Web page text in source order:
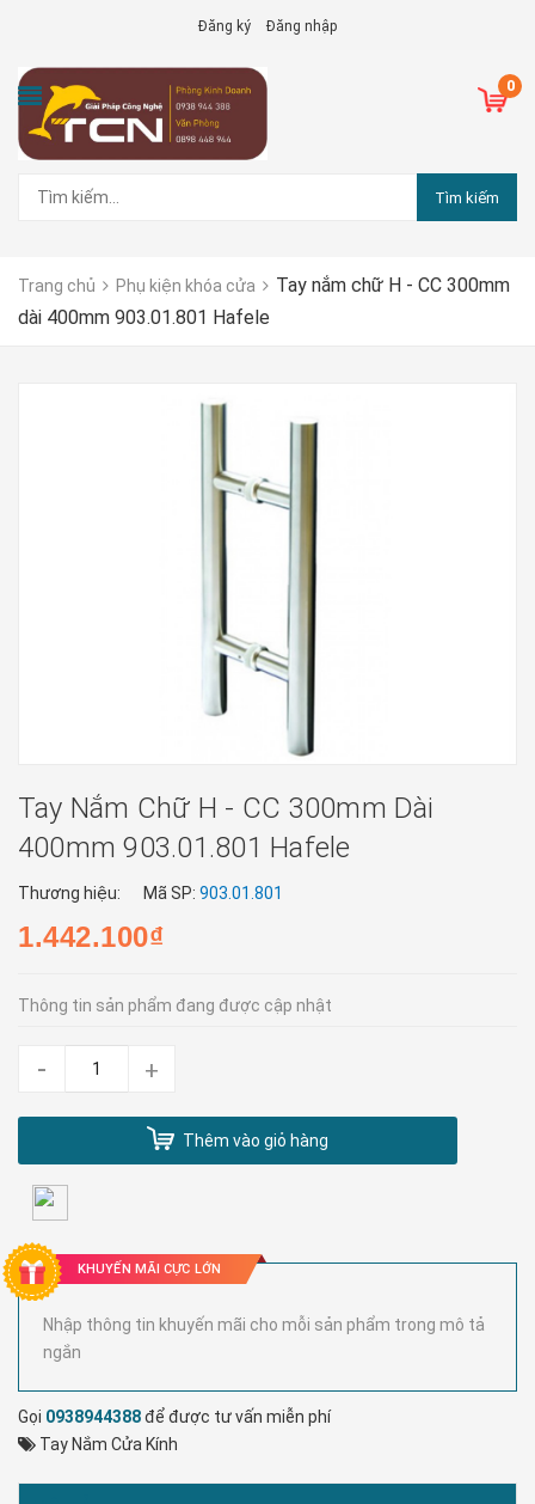
Đăng ký Đăng nhập
0
Tìm kiếm
Trang chủ Phụ kiện khóa cửa
Tay nắm chữ H - CC 300mm
dài 400mm 903.01.801 Hafele
Tay Nắm Chữ H - CC 300mm Dài
400mm 903.01.801 Hafele
Thương hiệu: Mã SP: 903.01.801
1.442.100₫
Thông tin sản phẩm đang được cập nhật
- +
Thêm vào giỏ hàng
KHUYẾN MÃI CỰC LỚN
Nhập thông tin khuyến mãi cho mỗi sản phẩm trong mô tả
ngắn
Gọi 0938944388để được tư vấn miễn phí
Tay Nắm Cửa Kính